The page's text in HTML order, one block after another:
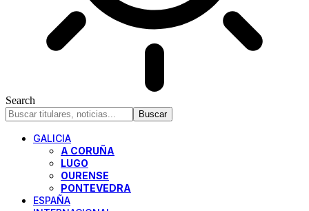
Search
GALICIA
A CORUÑA
LUGO
OURENSE
PONTEVEDRA
ESPAÑA